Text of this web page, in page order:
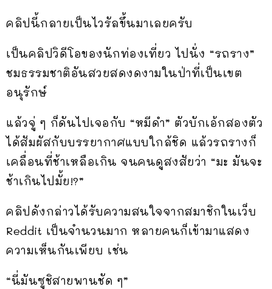
คลิปนี้กลายเป็นไวรัลขึ้นมาเลยครับ
เป็นคลิปวิดีโอของนักท่องเที่ยว ไปนั่ง “รถราง”
ชมธรรมชาติอันสวยสดงดงามในป่าที่เป็นเขต
อนุรักษ์
แล้วจู่ ๆ ก็ดันไปเจอกับ “หมีดำ” ตัวบักเอ้กสองตัว
ได้สัมผัสกับบรรยากาศแบบใกล้ชิด แล้วรถรางก็
เคลื่อนที่ช้าเหลือเกิน จนคนดูสงสัยว่า “มะ มันจะ
ช้าเกินไปมั้ย!?”
คลิปดังกล่าวได้รับความสนใจจากสมาชิกในเว็บ
Reddit เป็นจำนวนมาก หลายคนก็เข้ามาแสดง
ความเห็นกันเพียบ เช่น
“นี่มันซูชิสายพานชัด ๆ”